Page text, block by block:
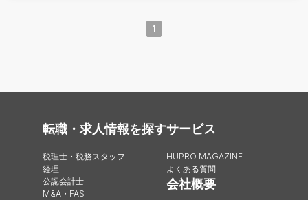
1
転職・求人情報を探す
税理士・税務スタッフ
経理
公認会計士
M&A・FAS
サービス
HUPRO MAGAZINE
よくある質問
会社概要